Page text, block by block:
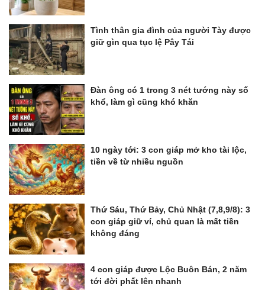
Tình thân gia đình của người Tày được
giữ gìn qua tục lệ Pây Tái
Đàn ông có 1 trong 3 nét tướng này số
khổ, làm gì cũng khó khăn
10 ngày tới: 3 con giáp mở kho tài lộc,
tiền về từ nhiều nguồn
Thứ Sáu, Thứ Bảy, Chủ Nhật (7,8,9/8): 3
con giáp giữ ví, chủ quan là mất tiền
không đáng
4 con giáp được Lộc Buôn Bán, 2 năm
tới đời phất lên nhanh